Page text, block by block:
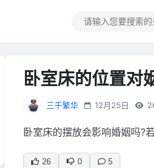
卧室床的位置对
三千繁华 12月25日
卧室床的摆放会影响婚姻吗?
26 0 5